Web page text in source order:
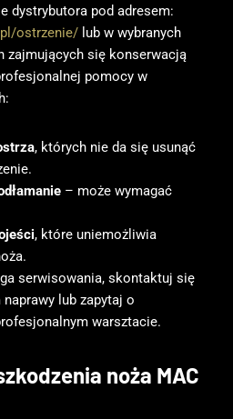
dystrybutora pod adresem:
ostrzenie/ lub w wybranych
zajmujących się konserwacją
pomocy w
, których nie da się usunąć
– może wymagać
, które uniemożliwia
serwisowania, skontaktuj się
lub zapytaj o
warsztacie.
noża MAC